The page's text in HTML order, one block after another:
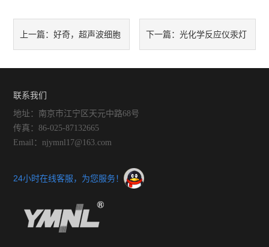
上一篇：好奇，超声波细胞 下一篇： 光化学反应仪汞灯
联系我们
地址：南京市江宁区天元中路68号
传真：86-025-87132665
Email：njymnl17@163.com
24小时在线客服，为您服务！